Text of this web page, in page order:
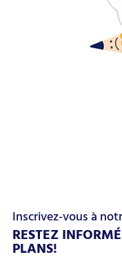
Inscrivez-vous à
RESTEZ
PLANS!